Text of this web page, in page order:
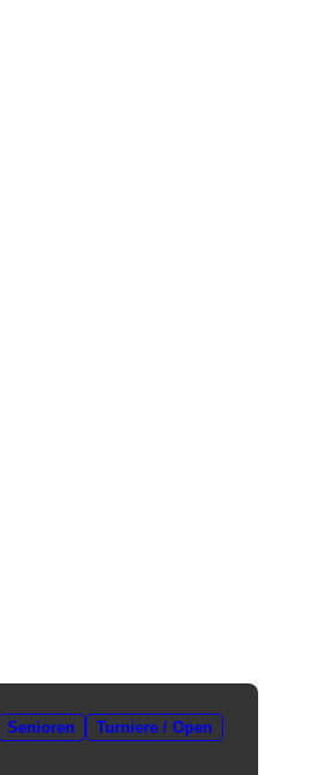
Senioren Turniere / Open